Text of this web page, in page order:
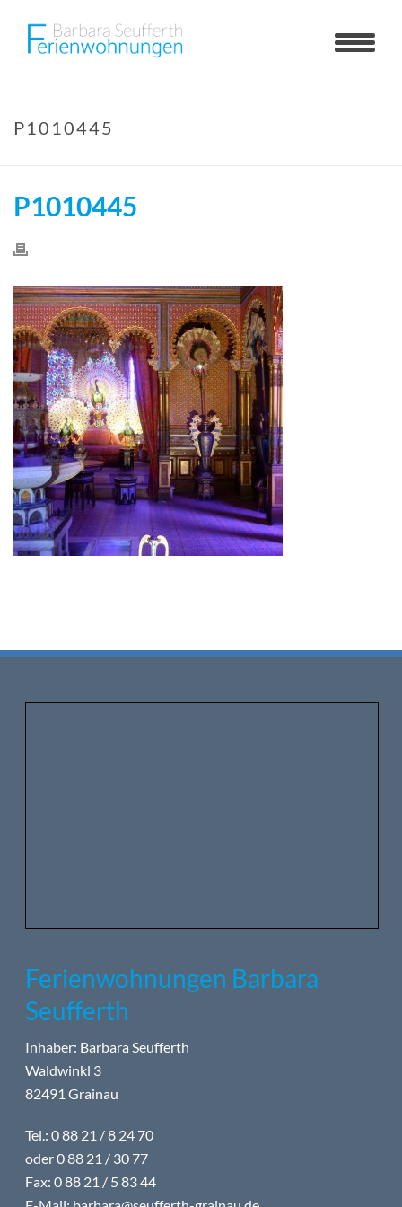
P1010445
P1010445
Ferienwohnungen Barbara
Seufferth
Inhaber: Barbara Seufferth
Waldwinkl 3
82491 Grainau
Tel.: 0 88 21 / 8 24 70
oder 0 88 21 / 30 77
Fax: 0 88 21 / 5 83 44